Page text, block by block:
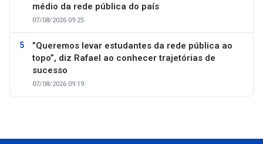
médio da rede pública do país
07/08/2026 09:25
”Queremos levar estudantes da rede pública ao
topo”, diz Rafael ao conhecer trajetórias de
sucesso
07/08/2026 09:19